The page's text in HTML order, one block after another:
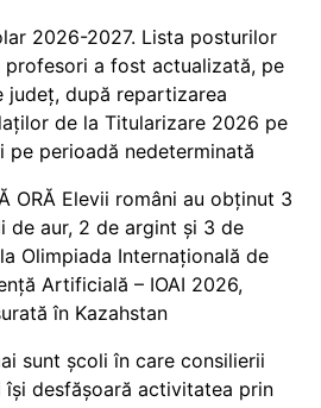
2026-2027. Lista posturilor
profesori a fost actualizată, pe
județ, după repartizarea
de la Titularizare 2026 pe
pe perioadă nedeterminată
ORĂ Elevii români au obținut 3
de aur, 2 de argint și 3 de
Olimpiada Internațională de
Artificială – IOAI 2026,
în Kazahstan
sunt școli în care consilierii
își desfășoară activitatea prin